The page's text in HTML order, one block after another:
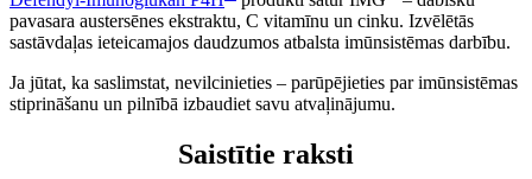
pavasara austersēnes ekstraktu, C vitamīnu un cinku. Izvēlētās
sastāvdaļas ieteicamajos daudzumos atbalsta imūnsistēmas darbību.
Ja jūtat, ka saslimstat, nevilcinieties – parūpējieties par imūnsistēmas
stiprināšanu un pilnībā izbaudiet savu atvaļinājumu.
Saistītie raksti